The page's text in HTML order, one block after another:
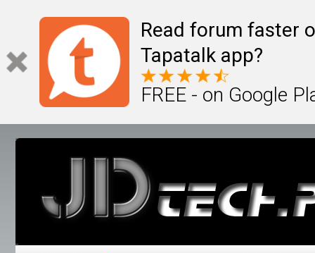
Read forum faster
Tapatalk app?
FREE - on Google